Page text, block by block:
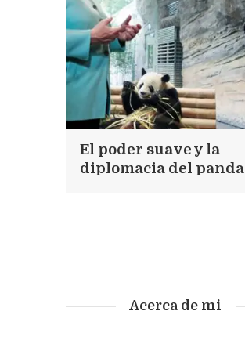
El poder suave y la
diplomacia del panda
Acerca de mi